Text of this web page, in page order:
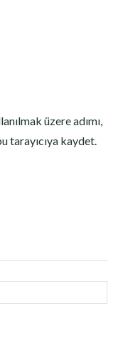
üzere adımı,
tarayıcıya kaydet.